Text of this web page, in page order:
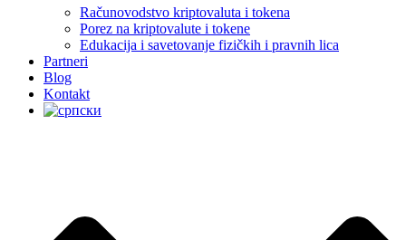
Računovodstvo kriptovaluta i tokena
Porez na kriptovalute i tokene
Edukacija i savetovanje fizičkih i pravnih lica
Partneri
Blog
Kontakt